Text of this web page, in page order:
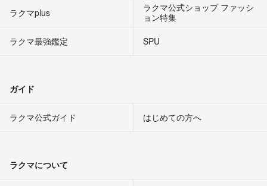
ラクマplus
ラクマ公式ショップ ファッシ
ョン特集
ラクマ最強鑑定
SPU
ガイド
ラクマ公式ガイド はじめての方へ
ラクマについて